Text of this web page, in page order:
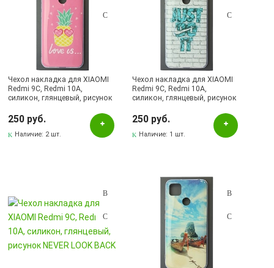
Чехол накладка для XIAOMI
Redmi 9C, Redmi 10A,
силикон, глянцевый, рисунок
250 руб.
Наличие: 2 шт.
Чехол накладка для XIAOMI
Redmi 9C, Redmi 10A,
силикон, глянцевый, рисунок
250 руб.
Наличие: 1 шт.